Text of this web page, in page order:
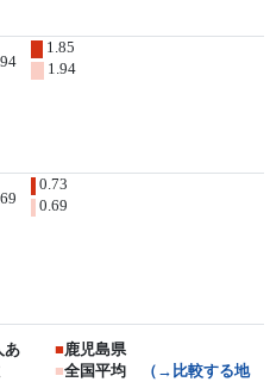
1.85
1.94
0.73
0.69
あ
■鹿児島県
■全国平均
（→比較する地